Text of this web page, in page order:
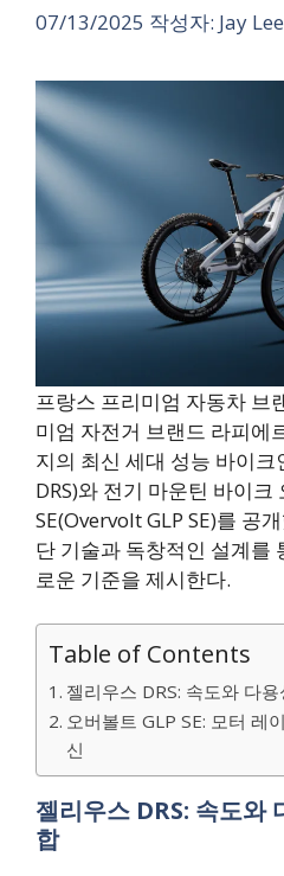
07/13/2025 작성자: Jay Lee
프랑스 프리미엄 자동차 브
미엄 자전거 브랜드 라피에
지의 최신 세대 성능 바이크
DRS)와 전기 마운틴 바이크
SE(Overvolt GLP SE)를 공
단 기술과 독창적인 설계를
로운 기준을 제시한다.
Table of Contents
젤리우스 DRS: 속도와 다
오버볼트 GLP SE: 모터 레
신
젤리우스 DRS: 속도와
합